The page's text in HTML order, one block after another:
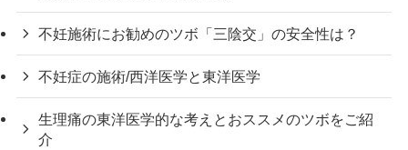
不妊施術にお勧めのツボ「三陰交」の安全性は？
不妊症の施術/西洋医学と東洋医学
生理痛の東洋医学的な考えとおススメのツボをご紹
介